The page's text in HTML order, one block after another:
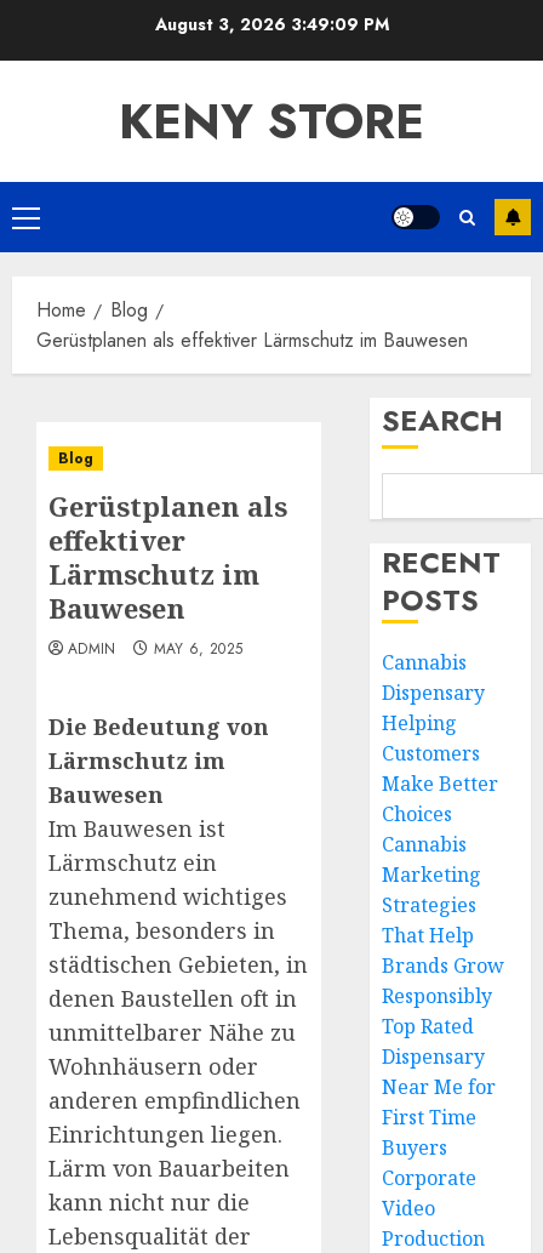
August 3, 2026 3:49:09 PM
KENY STORE
Primary
Menu
Home
Blog
Gerüstplanen als effektiver Lärmschutz im Bauwesen
Blog
Gerüstplanen als
effektiver
Lärmschutz im
Bauwesen
ADMIN MAY 6, 2025
Die Bedeutung von
Lärmschutz im
Bauwesen
Im Bauwesen ist
Lärmschutz ein
zunehmend wichtiges
Thema, besonders in
städtischen Gebieten, in
denen Baustellen oft in
unmittelbarer Nähe zu
Wohnhäusern oder
anderen empfindlichen
Einrichtungen liegen.
Lärm von Bauarbeiten
kann nicht nur die
Lebensqualität der
SEARCH
RECENT
POSTS
Cannabis
Dispensary
Helping
Customers
Make Better
Choices
Cannabis
Marketing
Strategies
That Help
Brands Grow
Responsibly
Top Rated
Dispensary
Near Me for
First Time
Buyers
Corporate
Video
Production